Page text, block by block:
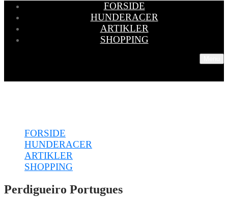
FORSIDE
HUNDERACER
ARTIKLER
SHOPPING
FORSIDE
HUNDERACER
ARTIKLER
SHOPPING
Perdigueiro Portugues